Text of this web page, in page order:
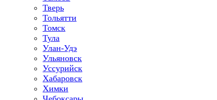
Тверь
Тольятти
Томск
Тула
Улан-Удэ
Ульяновск
Уссурийск
Хабаровск
Химки